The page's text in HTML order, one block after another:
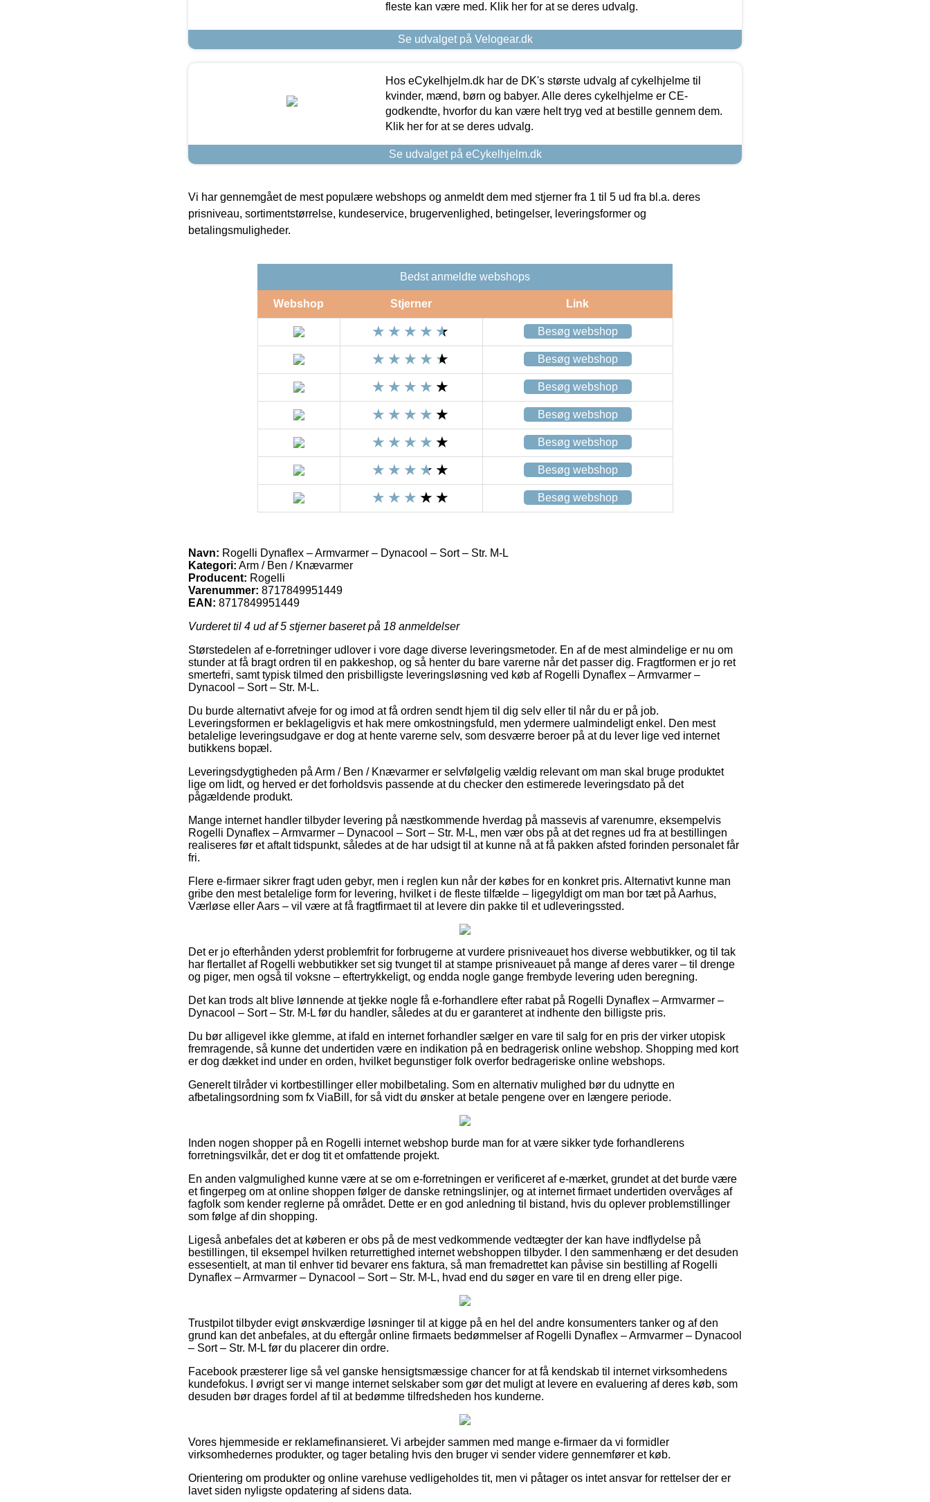
fleste kan være med. Klik her for at se deres udvalg.
Se udvalget på Velogear.dk
Hos eCykelhjelm.dk har de DK's største udvalg af cykelhjelme til
kvinder, mænd, børn og babyer. Alle deres cykelhjelme er CE-
godkendte, hvorfor du kan være helt tryg ved at bestille gennem dem.
Klik her for at se deres udvalg.
Se udvalget på eCykelhjelm.dk
Vi har gennemgået de mest populære webshops og anmeldt dem med stjerner fra 1 til 5 ud fra bl.a. deres
prisniveau, sortimentstørrelse, kundeservice, brugervenlighed, betingelser, leveringsformer og
betalingsmuligheder.
Bedst anmeldte webshops
Webshop Stjerner Link
Besøg webshop
Besøg webshop
Besøg webshop
Besøg webshop
Besøg webshop
Besøg webshop
Besøg webshop
Navn: Rogelli Dynaflex – Armvarmer – Dynacool – Sort – Str. M-L
Kategori: Arm / Ben / Knævarmer
Producent: Rogelli
Varenummer: 8717849951449
EAN: 8717849951449
Vurderet til 4 ud af 5 stjerner baseret på 18 anmeldelser
Størstedelen af e-forretninger udlover i vore dage diverse leveringsmetoder. En af de mest almindelige er nu om
stunder at få bragt ordren til en pakkeshop, og så henter du bare varerne når det passer dig. Fragtformen er jo ret
smertefri, samt typisk tilmed den prisbilligste leveringsløsning ved køb af Rogelli Dynaflex – Armvarmer –
Dynacool – Sort – Str. M-L.
Du burde alternativt afveje for og imod at få ordren sendt hjem til dig selv eller til når du er på job.
Leveringsformen er beklageligvis et hak mere omkostningsfuld, men ydermere ualmindeligt enkel. Den mest
betalelige leveringsudgave er dog at hente varerne selv, som desværre beroer på at du lever lige ved internet
butikkens bopæl.
Leveringsdygtigheden på Arm / Ben / Knævarmer er selvfølgelig vældig relevant om man skal bruge produktet
lige om lidt, og herved er det forholdsvis passende at du checker den estimerede leveringsdato på det
pågældende produkt.
Mange internet handler tilbyder levering på næstkommende hverdag på massevis af varenumre, eksempelvis
Rogelli Dynaflex – Armvarmer – Dynacool – Sort – Str. M-L, men vær obs på at det regnes ud fra at bestillingen
realiseres før et aftalt tidspunkt, således at de har udsigt til at kunne nå at få pakken afsted forinden personalet får
fri.
Flere e-firmaer sikrer fragt uden gebyr, men i reglen kun når der købes for en konkret pris. Alternativt kunne man
gribe den mest betalelige form for levering, hvilket i de fleste tilfælde – ligegyldigt om man bor tæt på Aarhus,
Værløse eller Aars – vil være at få fragtfirmaet til at levere din pakke til et udleveringssted.
Det er jo efterhånden yderst problemfrit for forbrugerne at vurdere prisniveauet hos diverse webbutikker, og til tak
har flertallet af Rogelli webbutikker set sig tvunget til at stampe prisniveauet på mange af deres varer – til drenge
og piger, men også til voksne – eftertrykkeligt, og endda nogle gange frembyde levering uden beregning.
Det kan trods alt blive lønnende at tjekke nogle få e-forhandlere efter rabat på Rogelli Dynaflex – Armvarmer –
Dynacool – Sort – Str. M-L før du handler, således at du er garanteret at indhente den billigste pris.
Du bør alligevel ikke glemme, at ifald en internet forhandler sælger en vare til salg for en pris der virker utopisk
fremragende, så kunne det undertiden være en indikation på en bedragerisk online webshop. Shopping med kort
er dog dækket ind under en orden, hvilket begunstiger folk overfor bedrageriske online webshops.
Generelt tilråder vi kortbestillinger eller mobilbetaling. Som en alternativ mulighed bør du udnytte en
afbetalingsordning som fx ViaBill, for så vidt du ønsker at betale pengene over en længere periode.
Inden nogen shopper på en Rogelli internet webshop burde man for at være sikker tyde forhandlerens
forretningsvilkår, det er dog tit et omfattende projekt.
En anden valgmulighed kunne være at se om e-forretningen er verificeret af e-mærket, grundet at det burde være
et fingerpeg om at online shoppen følger de danske retningslinjer, og at internet firmaet undertiden overvåges af
fagfolk som kender reglerne på området. Dette er en god anledning til bistand, hvis du oplever problemstillinger
som følge af din shopping.
Ligeså anbefales det at køberen er obs på de mest vedkommende vedtægter der kan have indflydelse på
bestillingen, til eksempel hvilken returrettighed internet webshoppen tilbyder. I den sammenhæng er det desuden
essesentielt, at man til enhver tid bevarer ens faktura, så man fremadrettet kan påvise sin bestilling af Rogelli
Dynaflex – Armvarmer – Dynacool – Sort – Str. M-L, hvad end du søger en vare til en dreng eller pige.
Trustpilot tilbyder evigt ønskværdige løsninger til at kigge på en hel del andre konsumenters tanker og af den
grund kan det anbefales, at du eftergår online firmaets bedømmelser af Rogelli Dynaflex – Armvarmer – Dynacool
– Sort – Str. M-L før du placerer din ordre.
Facebook præsterer lige så vel ganske hensigtsmæssige chancer for at få kendskab til internet virksomhedens
kundefokus. I øvrigt ser vi mange internet selskaber som gør det muligt at levere en evaluering af deres køb, som
desuden bør drages fordel af til at bedømme tilfredsheden hos kunderne.
Vores hjemmeside er reklamefinansieret. Vi arbejder sammen med mange e-firmaer da vi formidler
virksomhedernes produkter, og tager betaling hvis den bruger vi sender videre gennemfører et køb.
Orientering om produkter og online varehuse vedligeholdes tit, men vi påtager os intet ansvar for rettelser der er
lavet siden nyligste opdatering af sidens data.